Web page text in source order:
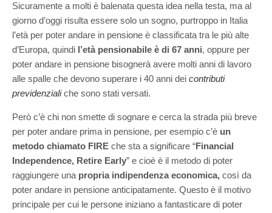
Sicuramente a molti è balenata questa idea nella testa, ma al
giorno d’oggi risulta essere solo un sogno, purtroppo in Italia
l’età per poter andare in pensione è classificata tra le più alte
d’Europa, quindi l’età pensionabile è di 67 anni, oppure per
poter andare in pensione bisognerà avere molti anni di lavoro
alle spalle che devono superare i 40 anni dei contributi
previdenzialiche sono stati versati.
Però c’è chi non smette di sognare e cerca la strada più breve
per poter andare prima in pensione, per esempio c’è un
metodo chiamato FIRE che sta a significare “Financial
Independence, Retire Early” e cioè è il metodo di poter
raggiungere una propria indipendenza economica, così da
poter andare in pensione anticipatamente. Questo è il motivo
principale per cui le persone iniziano a fantasticare di poter